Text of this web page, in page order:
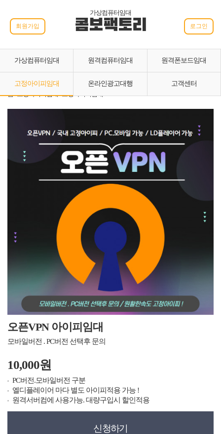
가상컴퓨터임대
콤보팩토리
회원가입 로그인
가상컴퓨터임대 원격컴퓨터임대 원격폰보드임대
고정아이피임대 온라인광고대행
고객센터
홈 › 고정아이피임대 › 고정아이피임대
오픈VPN 아이피임대
모바일버전 . PC버전 선택후 문의
10,000원
PC버전.모바일버전 구분
엘디플레이어 마다 별도 아이피적용 가능 !
원격서버컴에 사용가능. 대량구입시 할인적용
신청하기